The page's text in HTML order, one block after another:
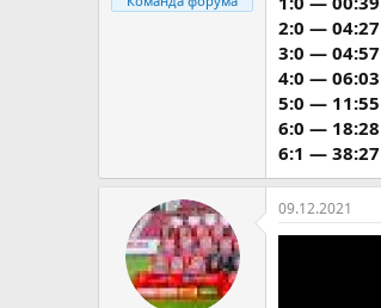
2:0 —
3:0 —
4:0 —
5:0 —
6:0 —
6:1 —
09.12.2021